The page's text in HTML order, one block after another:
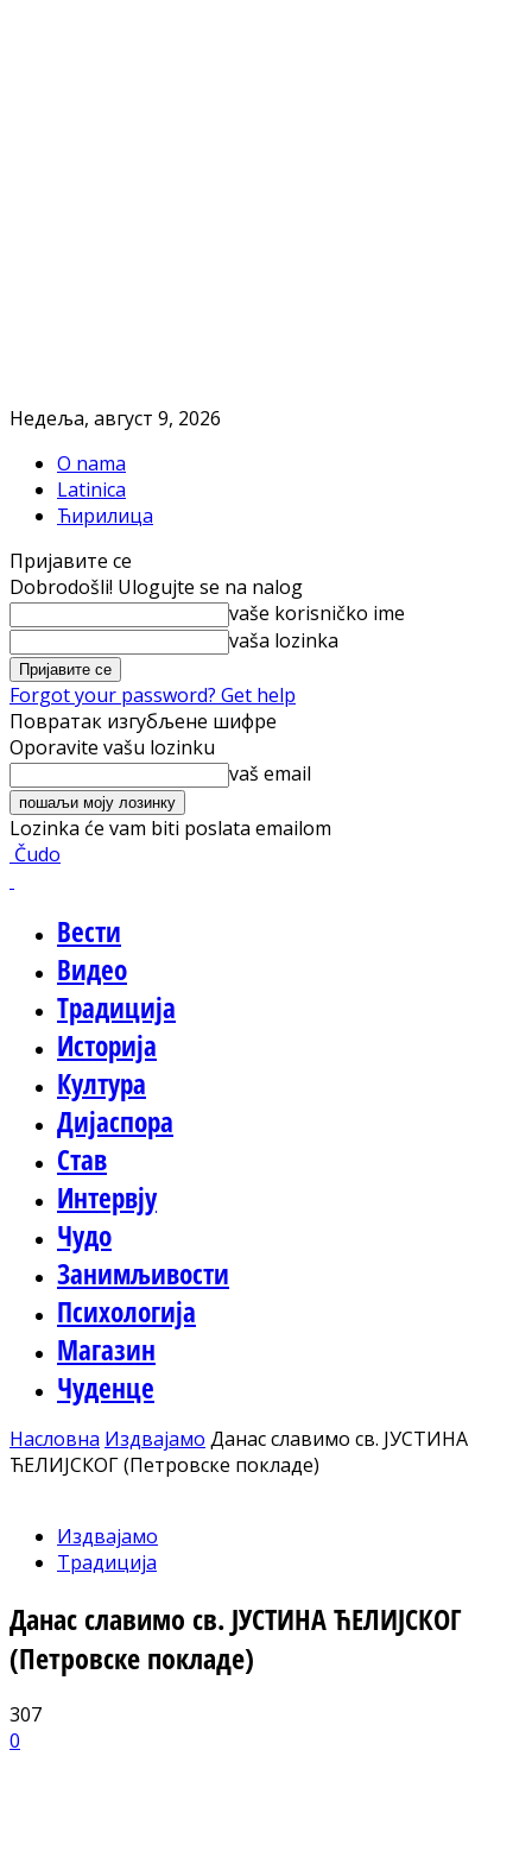
Недеља, август 9, 2026
O nama
Latinica
Ћирилица
Пријавите се
Dobrodošli! Ulogujte se na nalog
vaše korisničko ime
vaša lozinka
Forgot your password? Get help
Повратак изгубљене шифре
Oporavite vašu lozinku
vaš email
Lozinka će vam biti poslata emailom
Čudo
Вести
Видео
Традиција
Историја
Култура
Дијаспора
Став
Интервју
Чудо
Занимљивости
Психологија
Магазин
Чуденце
Насловна Издвајамо Данас славимо св. ЈУСТИНА
ЋЕЛИЈСКОГ (Петровске покладе)
Издвајамо
Традиција
Данас славимо св. ЈУСТИНА ЋЕЛИЈСКОГ
(Петровске покладе)
307
0